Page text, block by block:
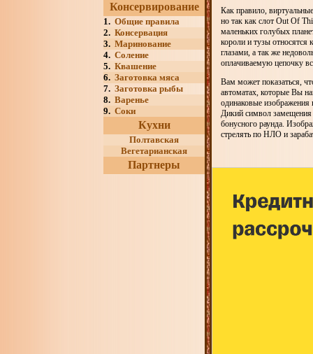
Консервирование
1. Общие правила
2. Консервация
3. Маринование
4. Соление
5. Квашение
6. Заготовка мяса
7. Заготовка рыбы
8. Варенье
9. Соки
Кухни
Полтавская
Вегетарианская
Партнеры
Как правило,
но так как слот Out Of
маленьких голубых
короли и тузы
глазами, а так же
оплачиваемую цепочку
Вам может показаться,
автоматах, которые Вы
одинаковые изображения
Дикий символ замещения
бонусного раунда.
стрелять по НЛО и